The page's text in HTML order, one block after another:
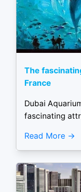
The
France
Dubai
fascinating
Read More